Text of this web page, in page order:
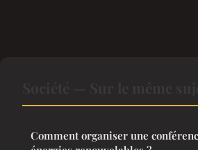
Comment organiser une